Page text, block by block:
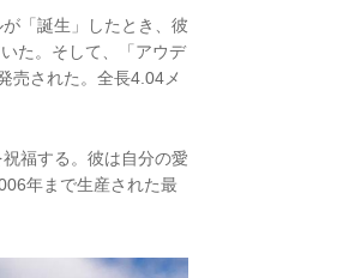
「誕生」したとき、彼
た。そして、「アウデ
売された。全長4.04メ
福する。彼は自分の愛
年まで生産された最